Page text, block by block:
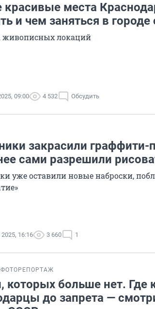
места
и чем заняться в
живописных локаций
09:00 4 532 Обсудить
закрасили граффити-
сами разрешили
уже оставили новые наброски,
16:16 3 660 1
ФОТОРЕПОРТАЖ
которых больше нет. Где
до запрета —